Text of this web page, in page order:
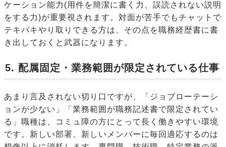
ケーション能力(用件を簡潔に書く力、誤読されない説明
をする力)が重要視されます。対面が苦手でもチャットで
テキパキやり取りできる方は、その点を職務経歴書に書
き出しておくと武器になります。
5. 配属固定・業務範囲が限定されている仕事
あまり言及されない切り口ですが、「ジョブローテーシ
ョンが少ない」「業務範囲が職務記述書で限定されてい
る」職種は、コミュ障の方にとって長く働きやすい環境
です。新しい部署、新しいメンバーに毎回適応するのは